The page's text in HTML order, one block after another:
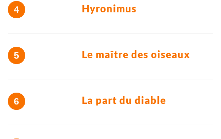
Hyronimus
Le maître des oiseaux
La part du diable